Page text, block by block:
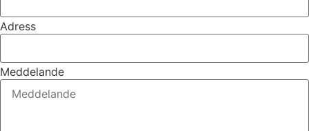
Adress
Meddelande